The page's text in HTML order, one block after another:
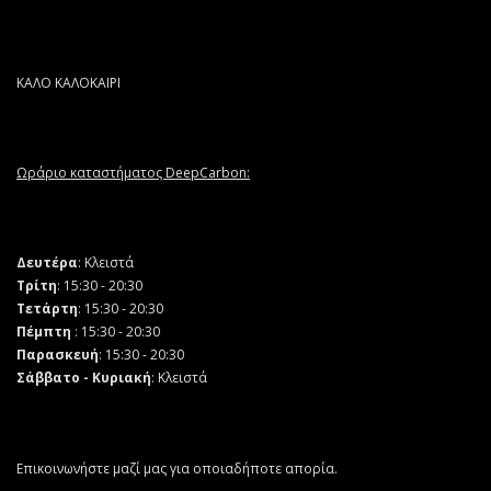
ΚΑΛΟ ΚΑΛΟΚΑΙΡΙ
Ωράριο καταστήματος DeepCarbon:
Δευτέρα: Κλειστά
Τρίτη: 15:30 - 20:30
Τετάρτη: 15:30 - 20:30
Πέμπτη : 15:30 - 20:30
Παρασκευή: 15:30 - 20:30
Σάββατο - Κυριακή: Κλειστά
Επικοινωνήστε μαζί μας για οποιαδήποτε απορία.